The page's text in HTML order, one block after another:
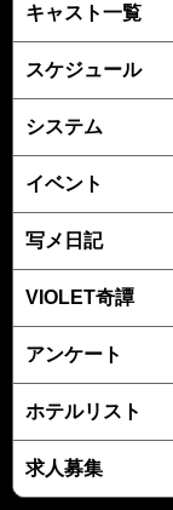
キャスト一覧
スケジュール
システム
イベント
写メ日記
VIOLET奇譚
アンケート
ホテルリスト
求人募集